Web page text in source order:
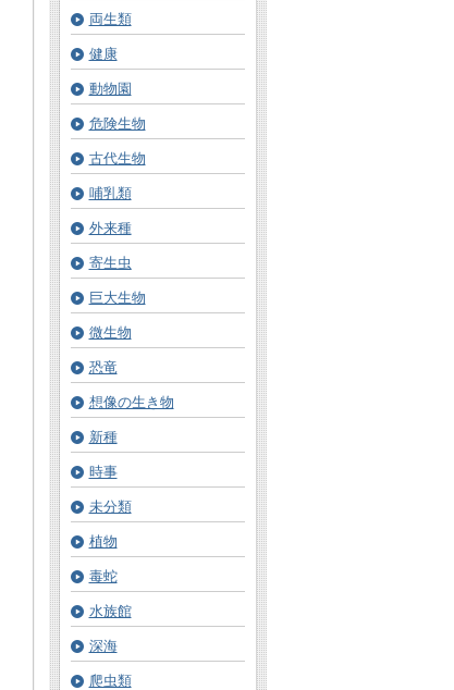
両生類
健康
動物園
危険生物
古代生物
哺乳類
外来種
寄生虫
巨大生物
微生物
恐竜
想像の生き物
新種
時事
未分類
植物
毒蛇
水族館
深海
爬虫類